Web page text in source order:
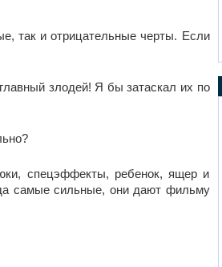
так и отрицательные черты. Если
злодей! Я бы затаскал их по
спецэффекты, ребенок, ящер и
самые сильные, они дают фильму